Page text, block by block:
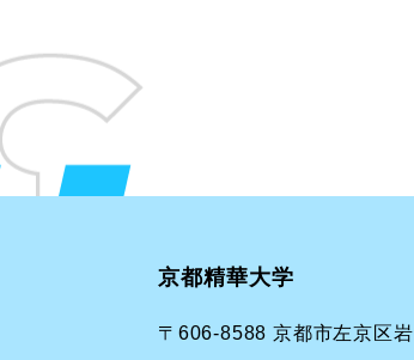
京都精華大学
〒606-8588 京都市左京区